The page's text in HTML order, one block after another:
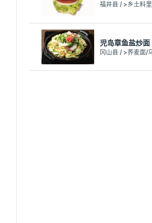
福井县 / >乡土料里
児岛章鱼盐炒面
冈山县 / >荞麦面/